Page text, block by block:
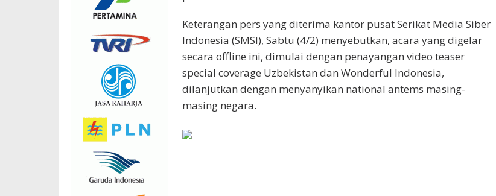
Keterangan pers yang diterima kantor pusat Serikat Media Siber
Indonesia (SMSI), Sabtu (4/2) menyebutkan, acara yang digelar
secara offline ini, dimulai dengan penayangan video teaser
special coverage Uzbekistan dan Wonderful Indonesia,
dilanjutkan dengan menyanyikan national antems masing-
masing negara.